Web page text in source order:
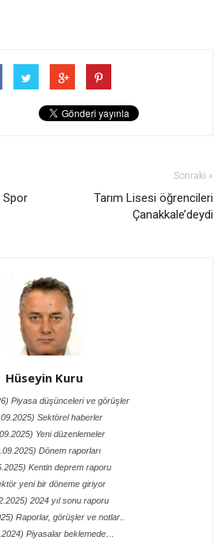
Spor
Sonraki »
Tarım Lisesi öğrencileri
Çanakkale’deydi
Hüseyin Kuru
Piyasa düşünceleri ve görüşler
Sektörel haberler
Yeni düzenlemeler
Dönem raporları
Kentin deprem raporu
yeni bir döneme giriyor
2024 yıl sonu raporu
Raporlar, görüşler ve notlar..
Piyasalar beklemede…